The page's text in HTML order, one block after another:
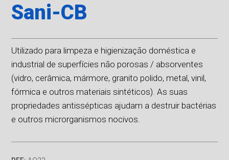
Sani-CB
Utilizado para limpeza e higienização doméstica e
industrial de superfícies não porosas / absorventes
(vidro, cerâmica, mármore, granito polido, metal, vinil,
fórmica e outros materiais sintéticos). As suas
propriedades antissépticas ajudam a destruir bactérias
e outros microrganismos nocivos.